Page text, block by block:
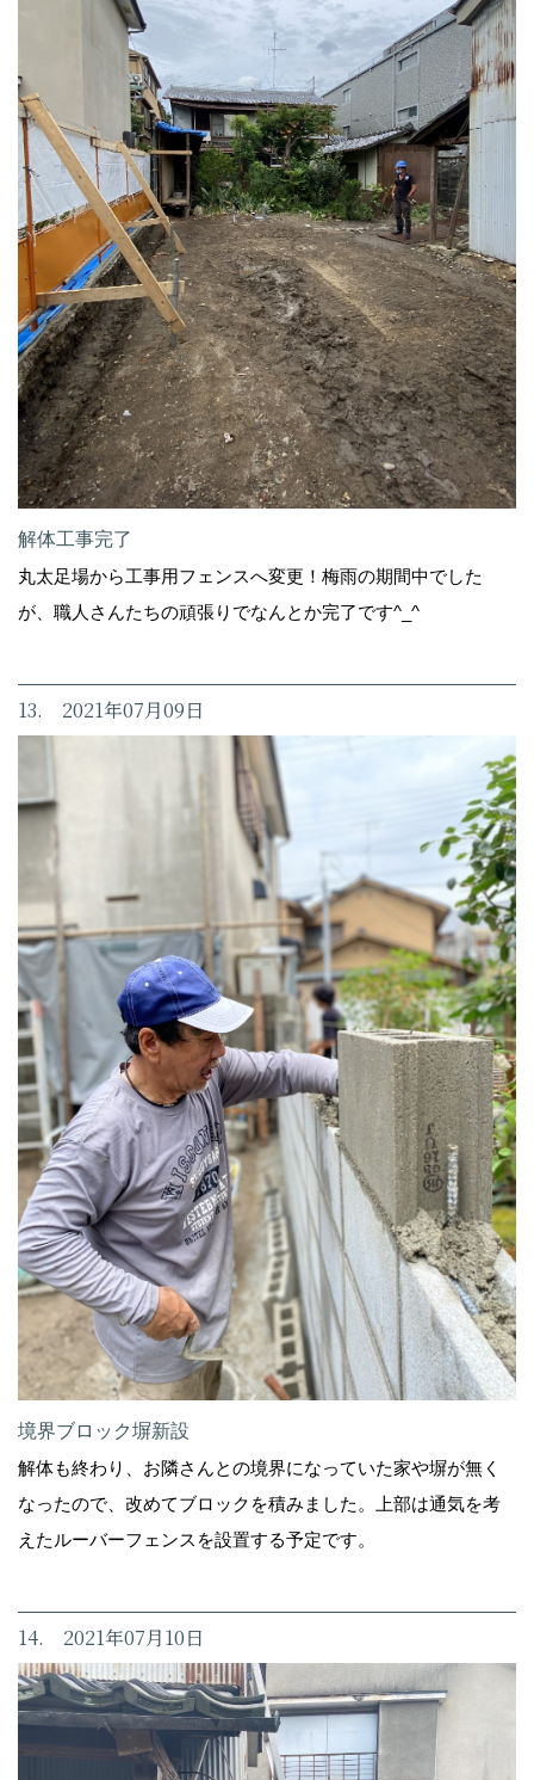
解体工事完了
丸太足場から工事用フェンスへ変更！梅雨の期間中でした
が、職人さんたちの頑張りでなんとか完了です^_^
13. 2021年07月09日
境界ブロック塀新設
解体も終わり、お隣さんとの境界になっていた家や塀が無く
なったので、改めてブロックを積みました。上部は通気を考
えたルーバーフェンスを設置する予定です。
14. 2021年07月10日